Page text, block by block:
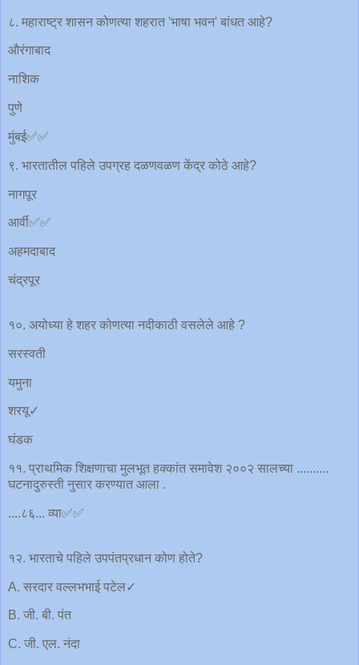
८. महाराष्ट्र शासन कोणत्या शहरात 'भाषा भवन' बांधत आहे?
औरंगाबाद
नाशिक
पुणे
मुंबई✅✅
९. भारतातील पहिले उपग्रह दळणवळण केंद्र कोठे आहे?
नागपूर
आर्वी✅✅
अहमदाबाद
चंद्रपूर
१०. अयोध्या हे शहर कोणत्या नदीकाठी वसलेले आहे ?
सरस्वती
यमुना
शरयू✓
घंडक
११. प्राथमिक शिक्षणाचा मुलभूत हक्कांत समावेश २००२ सालच्या ..........
घटनादुरुस्ती नुसार करण्यात आला .
....८६... व्या✅✅
१२. भारताचे पहिले उपपंतप्रधान कोण होते?
A. सरदार वल्लभभाई पटेल✓
B. जी. बी. पंत
C. जी. एल. नंदा